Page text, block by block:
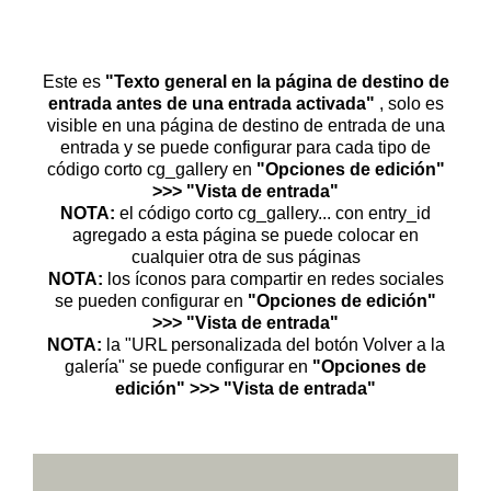
Este es "Texto general en la página de destino de
entrada antes de una entrada activada" , solo es
visible en una página de destino de entrada de una
entrada y se puede configurar para cada tipo de
código corto cg_gallery en "Opciones de edición"
>>> "Vista de entrada"
NOTA: el código corto cg_gallery... con entry_id
agregado a esta página se puede colocar en
cualquier otra de sus páginas
NOTA: los íconos para compartir en redes sociales
se pueden configurar en "Opciones de edición"
>>> "Vista de entrada"
NOTA: la "URL personalizada del botón Volver a la
galería" se puede configurar en "Opciones de
edición" >>> "Vista de entrada"